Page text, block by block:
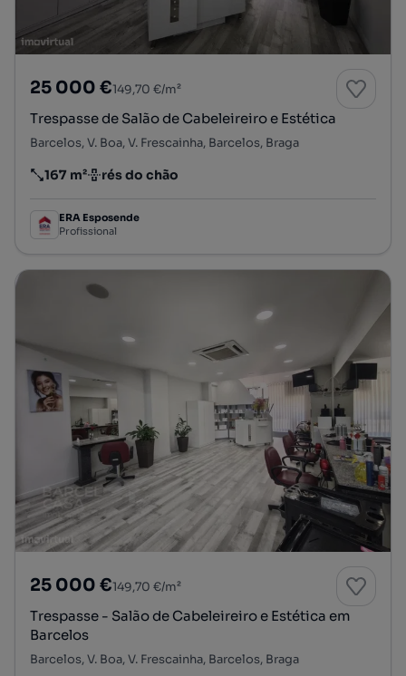
25 000 €149,70 €/m²
Trespasse de Salão de Cabeleireiro e Estética
Barcelos, V. Boa, V. Frescainha, Barcelos, Braga
Preço por metro quadrado
167 m²
Andar rés do chão
ERA Esposende
Profissional
25 000 €149,70 €/m²
Trespasse - Salão de Cabeleireiro e Estética em
Barcelos
Barcelos, V. Boa, V. Frescainha, Barcelos, Braga